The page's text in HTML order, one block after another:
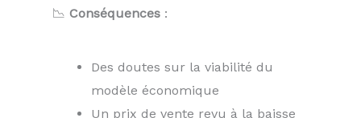
📉 Conséquences :
Des doutes sur la viabilité du
modèle économique
Un prix de vente revu à la baisse